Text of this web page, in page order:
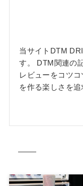
当サイトDTM
す。 DTM関連の
レビューをコツ
を作る楽しさを追